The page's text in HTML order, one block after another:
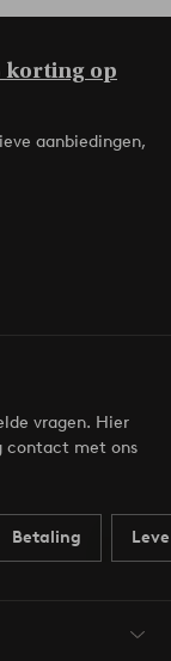
korting op
aanbiedingen,
vragen. Hier
contact met ons
Betaling